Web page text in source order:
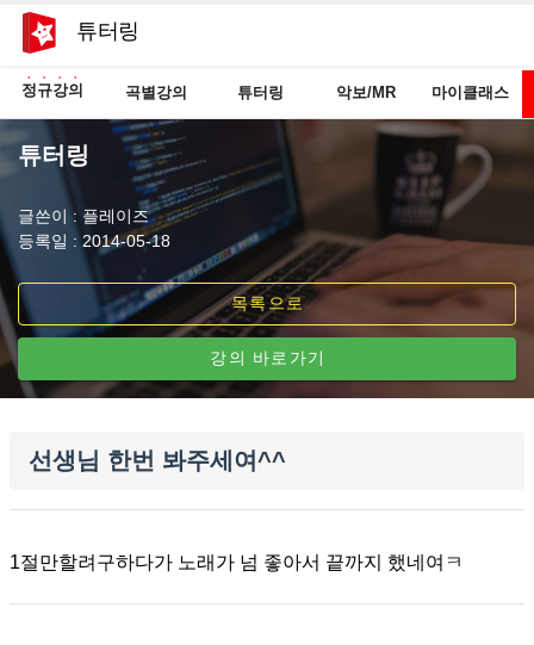
튜터링
정규강의 곡별강의 튜터링 악보/MR 마이클래스
튜터링
글쓴이 : 플레이즈
등록일 : 2014-05-18
목록으로
강의 바로가기
선생님 한번 봐주세여^^
1절만할려구하다가 노래가 넘 좋아서 끝까지 했네여ㅋ